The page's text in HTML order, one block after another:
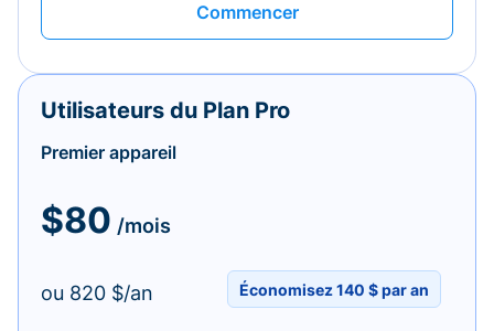
Commencer
Utilisateurs du Plan Pro
Premier appareil
$80 /mois
ou 820 $/an Économisez 140 $ par an